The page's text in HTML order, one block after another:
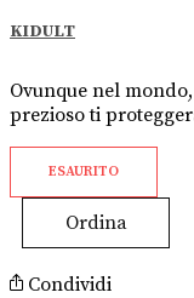
KIDULT
Ovunque nel
prezioso ti
ESAURITO
Ordina
Condividi